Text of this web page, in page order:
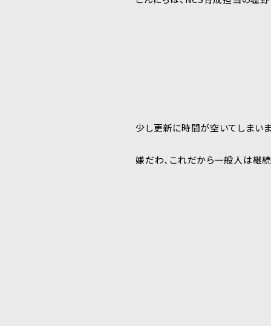
少し更新に時間が空いてしまいま
嫌だわ、これだから一般人は継